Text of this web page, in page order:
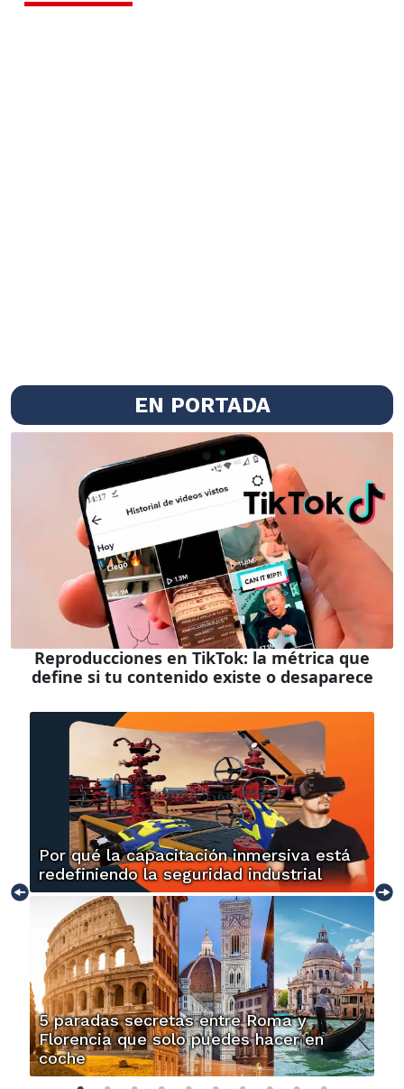
EN PORTADA
Reproducciones en TikTok: la métrica que
define si tu contenido existe o desaparece
Por qué la capacitación inmersiva está
redefiniendo la seguridad industrial
5 paradas secretas entre Roma y
Florencia que solo puedes hacer en
coche